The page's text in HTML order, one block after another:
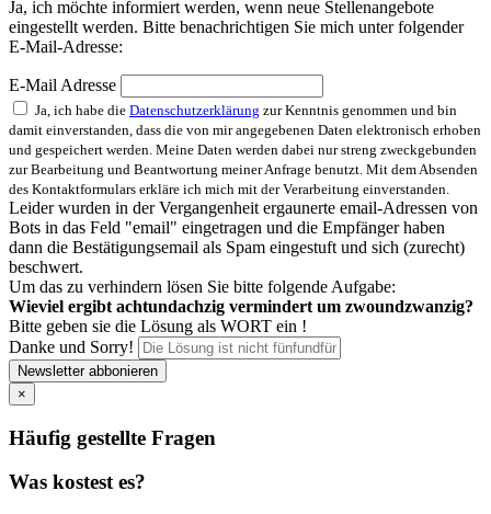
Ja, ich möchte informiert werden, wenn neue Stellenangebote
eingestellt werden. Bitte benachrichtigen Sie mich unter folgender
E-Mail-Adresse:
E-Mail Adresse
Ja, ich habe die Datenschutzerklärung zur Kenntnis genommen und bin
damit einverstanden, dass die von mir angegebenen Daten elektronisch erhoben
und gespeichert werden. Meine Daten werden dabei nur streng zweckgebunden
zur Bearbeitung und Beantwortung meiner Anfrage benutzt. Mit dem Absenden
des Kontaktformulars erkläre ich mich mit der Verarbeitung einverstanden.
Leider wurden in der Vergangenheit ergaunerte email-Adressen von
Bots in das Feld "email" eingetragen und die Empfänger haben
dann die Bestätigungsemail als Spam eingestuft und sich (zurecht)
beschwert.
Um das zu verhindern lösen Sie bitte folgende Aufgabe:
Wieviel ergibt achtundachzig vermindert um zwoundzwanzig?
Bitte geben sie die Lösung als WORT ein !
Danke und Sorry!
Newsletter abbonieren
×
Häufig gestellte Fragen
Was kostest es?